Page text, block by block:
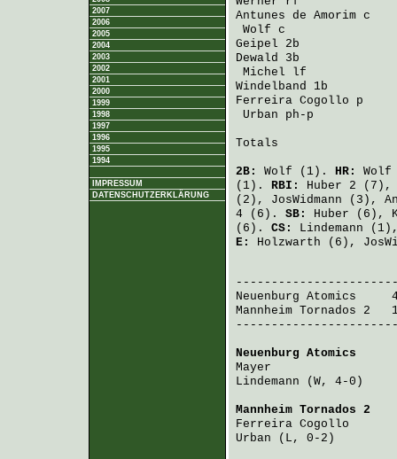
2007
2006
2005
2004
2003
2002
2001
2000
1999
1998
1997
1996
1995
1994
IMPRESSUM
DATENSCHUTZERKLÄRUNG
Antunes de Amorim c
Wolf c
Geipel 2b
Dewald 3b
Michel lf
Windelband 1b
Ferreira Cogollo p
Urban ph-p
Totals
2B: Wolf (1). HR: Wolf
(1). RBI: Huber 2
(2), JosWidmann (3),
4 (6). SB: Huber (6),
(6). CS: Lindemann
E: Holzwarth (6),
Neuenburg Atomics
Mannheim Tornados 2
Neuenburg Atomics
Mayer
Lindemann (W, 4-0)
Mannheim Tornados 2
Ferreira Cogollo
Urban (L, 0-2)